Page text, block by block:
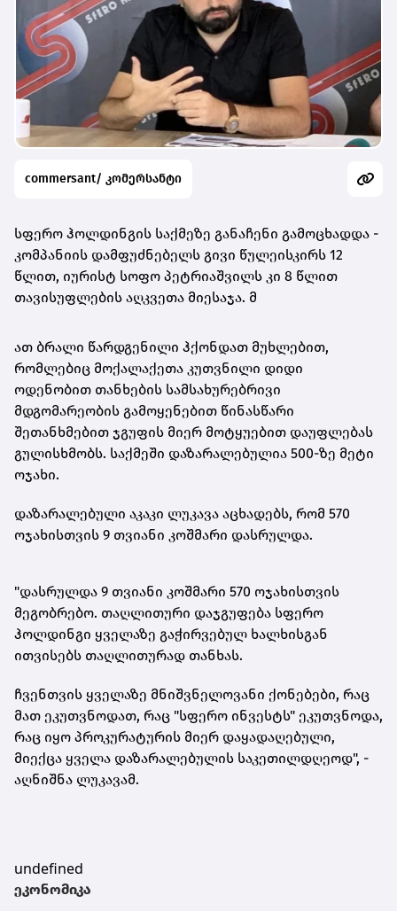
commersant/ კომერსანტი
სფერო ჰოლდინგის საქმეზე განაჩენი გამოცხადდა -
კომპანიის დამფუძნებელს გივი წულეისკირს 12
წლით, იურისტ სოფო პეტრიაშვილს კი 8 წლით
თავისუფლების აღკვეთა მიესაჯა. მ
ათ ბრალი წარდგენილი ჰქონდათ მუხლებით,
რომლებიც მოქალაქეთა კუთვნილი დიდი
ოდენობით თანხების სამსახურებრივი
მდგომარეობის გამოყენებით წინასწარი
შეთანხმებით ჯგუფის მიერ მოტყუებით დაუფლებას
გულისხმობს. საქმეში დაზარალებულია 500-ზე მეტი
ოჯახი.
დაზარალებული აკაკი ლუკავა აცხადებს, რომ 570
ოჯახისთვის 9 თვიანი კოშმარი დასრულდა.
"დასრულდა 9 თვიანი კოშმარი 570 ოჯახისთვის
მეგობრებო. თაღლითური დაჯგუფება სფერო
ჰოლდინგი ყველაზე გაჭირვებულ ხალხისგან
ითვისებს თაღლითურად თანხას.
ჩვენთვის ყველაზე მნიშვნელოვანი ქონებები, რაც
მათ ეკუთვნოდათ, რაც "სფერო ინვესტს" ეკუთვნოდა,
რაც იყო პროკურატურის მიერ დაყადაღებული,
მიექცა ყველა დაზარალებულის საკეთილდღეოდ", -
აღნიშნა ლუკავამ.
undefined
ეკონომიკა